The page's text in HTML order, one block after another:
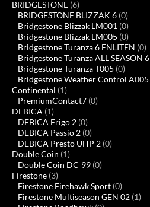
BRIDGESTONE (6)
BRIDGESTONE BLIZZAK 6 (0)
Bridgestone Blizzak LM001 (0)
Bridgestone Blizzak LM005 (0)
Bridgestone Turanza 6 ENLITEN (0)
Bridgestone Turanza ALL SEASON 6
Bridgestone Turanza T005 (0)
Bridgestone Weather Control A005
Continental (1)
PremiumContact7 (0)
DEBICA (1)
DEBICA Frigo 2 (0)
DEBICA Passio 2 (0)
DEBICA Presto UHP 2 (0)
Double Coin (1)
Double Coin DC-99 (0)
Firestone (3)
Firestone Firehawk Sport (0)
Firestone Multiseason GEN 02 (1)